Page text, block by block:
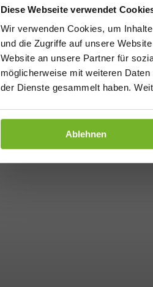
Diese Webseite verwendet
Wir verwenden Cookies, um
und die Zugriffe auf unsere
Website an unsere Partner für
möglicherweise mit weiteren
der Dienste gesammelt haben.
Ablehnen